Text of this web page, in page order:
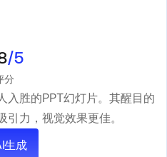
/5
分
入胜的PPT幻灯片。其醒目的
力，视觉效果更佳。
生成